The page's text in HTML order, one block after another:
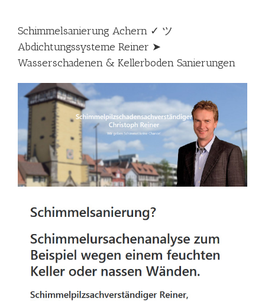
Schimmelsanierung Achern ✓ ツ
Abdichtungssysteme Reiner ➤
Wasserschadenen & Kellerboden Sanierungen